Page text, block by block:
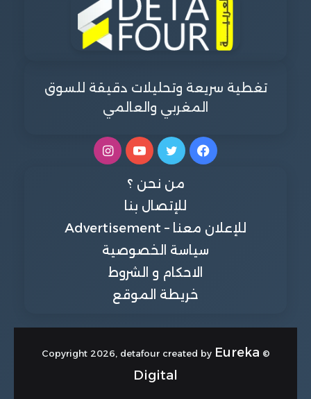
تغطية سريعة وتحليلات دقيقة للسوق
المغربي والعالمي
فيسبوكتويتر يوتيوبانستقرام
من نحن ؟
للإتصال بنا
للإعلان معنا – Advertisement
سياسة الخصوصية
الاحكام و الشروط
خريطة الموقع
© Copyright 2026, detafour created by
Eureka
Digital